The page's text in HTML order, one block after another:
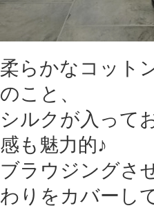
柔らかなコット
のこと、
シルクが入って
感も魅力的♪
ブラウジングさ
わりをカバーし